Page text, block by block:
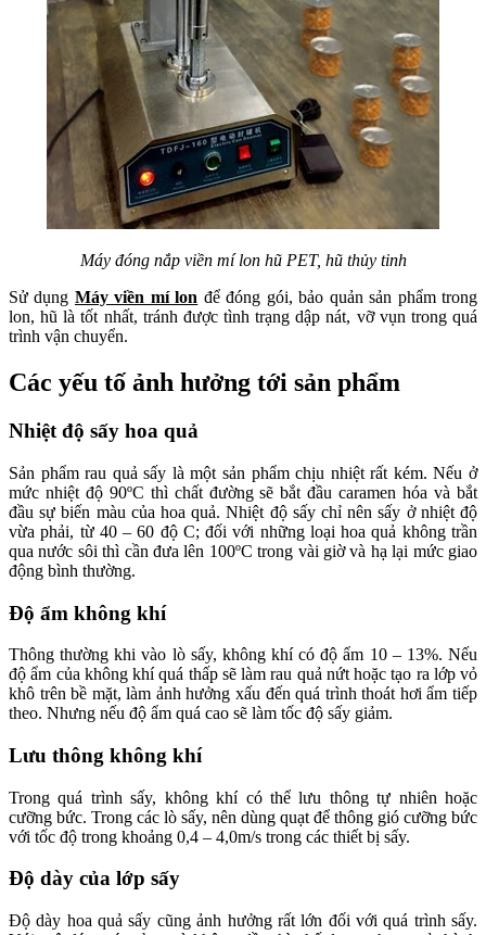
Máy đóng nắp viền mí lon hũ PET, hũ thủy tinh
Sử dụng Máy viền mí lon để đóng gói, bảo quản sản phẩm trong
lon, hũ là tốt nhất, tránh được tình trạng dập nát, vỡ vụn trong quá
trình vận chuyển.
Các yếu tố ảnh hưởng tới sản phẩm
Nhiệt độ sấy hoa quả
Sản phẩm rau quả sấy là một sản phẩm chịu nhiệt rất kém. Nếu ở
mức nhiệt độ 90ºC thì chất đường sẽ bắt đầu caramen hóa và bắt
đầu sự biến màu của hoa quả. Nhiệt độ sấy chỉ nên sấy ở nhiệt độ
vừa phải, từ 40 – 60 độ C; đối với những loại hoa quả không trần
qua nước sôi thì cần đưa lên 100ºC trong vài giờ và hạ lại mức giao
động bình thường.
Độ ẩm không khí
Thông thường khi vào lò sấy, không khí có độ ẩm 10 – 13%. Nếu
độ ẩm của không khí quá thấp sẽ làm rau quả nứt hoặc tạo ra lớp vỏ
khô trên bề mặt, làm ảnh hưởng xấu đến quá trình thoát hơi ẩm tiếp
theo. Nhưng nếu độ ẩm quá cao sẽ làm tốc độ sấy giảm.
Lưu thông không khí
Trong quá trình sấy, không khí có thể lưu thông tự nhiên hoặc
cưỡng bức. Trong các lò sấy, nên dùng quạt để thông gió cưỡng bức
với tốc độ trong khoảng 0,4 – 4,0m/s trong các thiết bị sấy.
Độ dày của lớp sấy
Độ dày hoa quả sấy cũng ảnh hưởng rất lớn đối với quá trình sấy.